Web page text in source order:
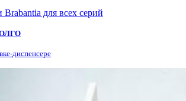
для всех серий
диспенсере